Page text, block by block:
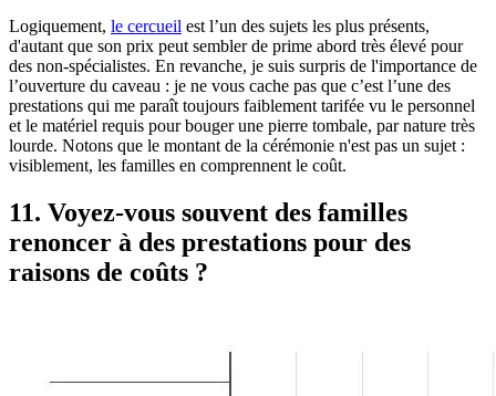
Logiquement, le cercueil est l’un des sujets les plus présents,
d'autant que son prix peut sembler de prime abord très élevé pour
des non-spécialistes. En revanche, je suis surpris de l'importance de
l’ouverture du caveau : je ne vous cache pas que c’est l’une des
prestations qui me paraît toujours faiblement tarifée vu le personnel
et le matériel requis pour bouger une pierre tombale, par nature très
lourde. Notons que le montant de la cérémonie n'est pas un sujet :
visiblement, les familles en comprennent le coût.
11. Voyez-vous souvent des familles
renoncer à des prestations pour des
raisons de coûts ?